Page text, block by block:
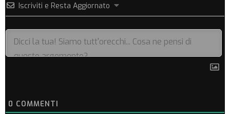
Iscriviti e Resta Aggiornato
0 COMMENTI